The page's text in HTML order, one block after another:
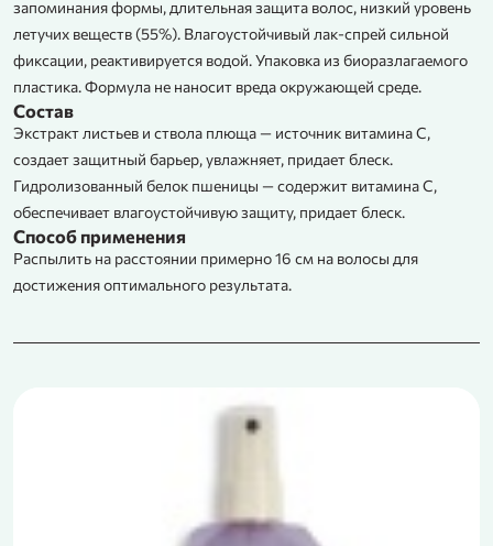
запоминания формы, длительная защита волос, низкий уровень
летучих веществ (55%). Влагоустойчивый лак-спрей сильной
фиксации, реактивируется водой. Упаковка из биоразлагаемого
пластика. Формула не наносит вреда окружающей среде.
Состав
Экстракт листьев и ствола плюща — источник витамина С,
создает защитный барьер, увлажняет, придает блеск.
Гидролизованный белок пшеницы — содержит витамина С,
обеспечивает влагоустойчивую защиту, придает блеск.
Способ применения
Распылить на расстоянии примерно 16 см на волосы для
достижения оптимального результата.